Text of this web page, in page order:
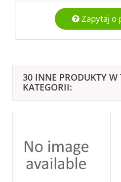
Zapytaj o
30 INNE PRODUKTY W
KATEGORII: